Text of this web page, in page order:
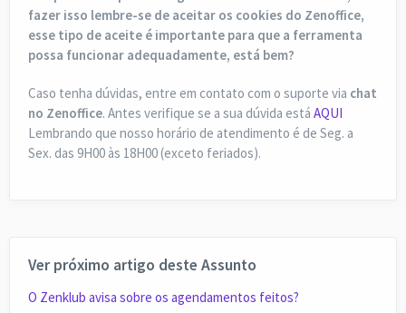
fazer isso lembre-se de aceitar os cookies do Zenoffice,
esse tipo de aceite é importante para que a ferramenta
possa funcionar adequadamente, está bem?
Caso tenha dúvidas, entre em contato com o suporte via chat
no Zenoffice. Antes verifique se a sua dúvida está AQUI
Lembrando que nosso horário de atendimento é de Seg. a
Sex. das 9H00 às 18H00 (exceto feriados).
Ver próximo artigo deste Assunto
O Zenklub avisa sobre os agendamentos feitos?